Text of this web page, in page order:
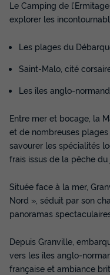
MOBILHOME 5
2 chambres
Surface
32m²
Adultes
5
Réfrigérateur
+ 5
Le Camping de
explorer les
Les plages du
Saint-Malo, cité
Les îles anglo-
Entre mer et bocage, la
et de nombreuses
savourer les spécialités
frais issus de la pêche du
Située face à la mer,
Nord », séduit par son
panoramas
Depuis Granville,
vers les îles anglo-
française et ambiance